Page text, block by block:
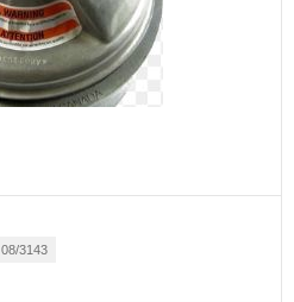
08/3143